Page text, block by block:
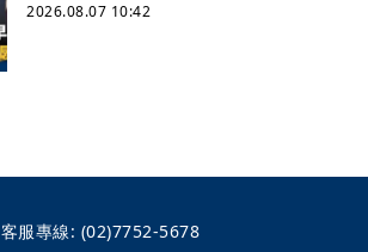
2026.08.07 10:42
客服專線: (02)7752-5678